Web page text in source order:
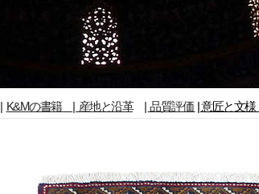
​| K&Mの書籍| 産地と沿革| 品質評価 | 意匠と文様